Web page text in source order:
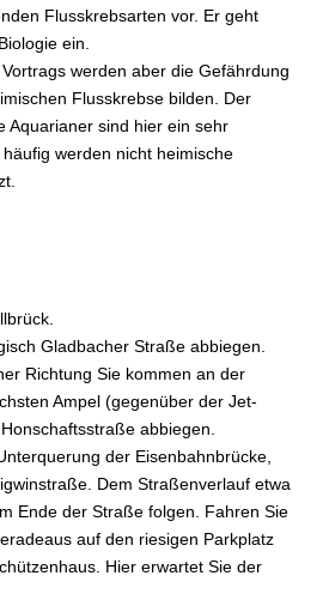
Flusskrebsarten vor. Er geht
ein.
werden aber die Gefährdung
Flusskrebse bilden. Der
Aquarianer sind hier ein sehr
werden nicht heimische
Gladbacher Straße abbiegen.
Richtung Sie kommen an der
Ampel (gegenüber der Jet-
abbiegen.
der Eisenbahnbrücke,
Dem Straßenverlauf etwa
Ende der Straße folgen. Fahren Sie
auf den riesigen Parkplatz
Hier erwartet Sie der